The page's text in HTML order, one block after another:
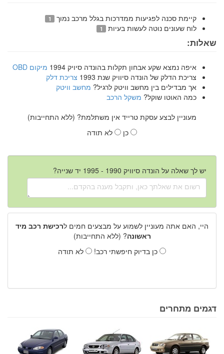
קיימת סכנה לפגיעות ממדרכות בגלל מרכב נמוך 1
לוח שעונים נוטה לעשות בעיות 1
שאלות:
איפה נמצא שקע אבחון תקלות בהונדה סיויק 1994
מיקום OBD
צריכת הדלק של הונדה סיוויק שנת 1993
צריכת דלק
אך מבדילים בין מחשב וויטק לרגיל? מחשב וויטק
כמה האוטו שוקל? משקל הרכב
מעוניין לבצע עסקת טרייד אין משתלמת? (ללא התחייבות)
כן
לא תודה
יש לך שאלה על הונדה סיוויק 1990 - 1995 יד שנייה?
היי, האם אתה מעוניין לשמוע על מבצעים חמים לרכישת רכב מיד
ראשונה? (ללא התחייבות)
כן בדיוק חיפשתי רכב!
לא תודה
דגמים מתחרים